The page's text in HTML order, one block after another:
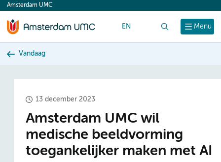
content
Menu
Amsterdam UMC
EN
Vandaag
13 december 2023
Amsterdam UMC wil
medische beeldvorming
toegankelijker maken met AI